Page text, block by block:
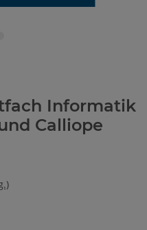
Informatik
Calliope